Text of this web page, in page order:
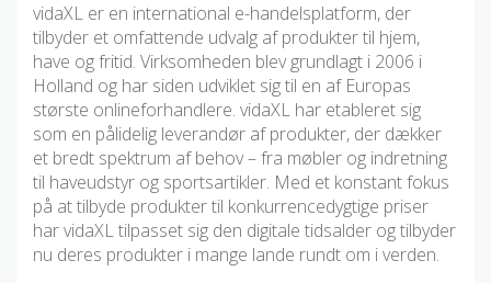
vidaXL er en international e-handelsplatform, der
tilbyder et omfattende udvalg af produkter til hjem,
have og fritid. Virksomheden blev grundlagt i 2006 i
Holland og har siden udviklet sig til en af Europas
største onlineforhandlere. vidaXL har etableret sig
som en pålidelig leverandør af produkter, der dækker
et bredt spektrum af behov – fra møbler og indretning
til haveudstyr og sportsartikler. Med et konstant fokus
på at tilbyde produkter til konkurrencedygtige priser
har vidaXL tilpasset sig den digitale tidsalder og tilbyder
nu deres produkter i mange lande rundt om i verden.